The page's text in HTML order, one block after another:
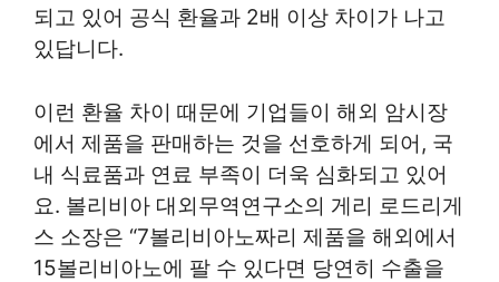
되고 있어 공식 환율과 2배 이상 차이가 나고
있답니다.
이런 환율 차이 때문에 기업들이 해외 암시장
에서 제품을 판매하는 것을 선호하게 되어, 국
내 식료품과 연료 부족이 더욱 심화되고 있어
요. 볼리비아 대외무역연구소의 게리 로드리게
스 소장은 “7볼리비아노짜리 제품을 해외에서
15볼리비아노에 팔 수 있다면 당연히 수출을